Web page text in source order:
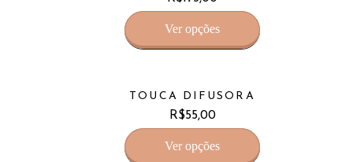
Ver opções
TOUCA DIFUSORA
R$55,00
Ver opções